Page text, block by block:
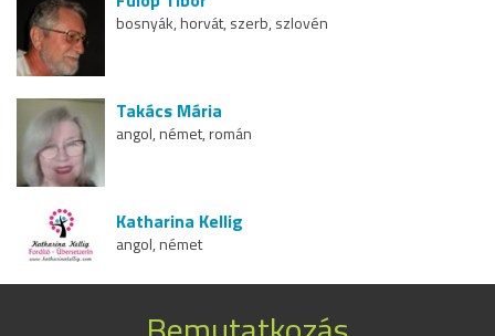
bosnyák, horvát, szerb, szlovén
Takács Mária
angol, német, román
Katharina Kellig
angol, német